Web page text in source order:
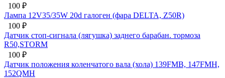
100 ₽
Лампа 12V35/35W 20d галоген (фара DELTA, Z50R)
100 ₽
Датчик стоп-сигнала (лягушка) заднего барабан. тормоза
R50,STORM
100 ₽
Датчик положения коленчатого вала (хола) 139FMB, 147FMH,
152QMH